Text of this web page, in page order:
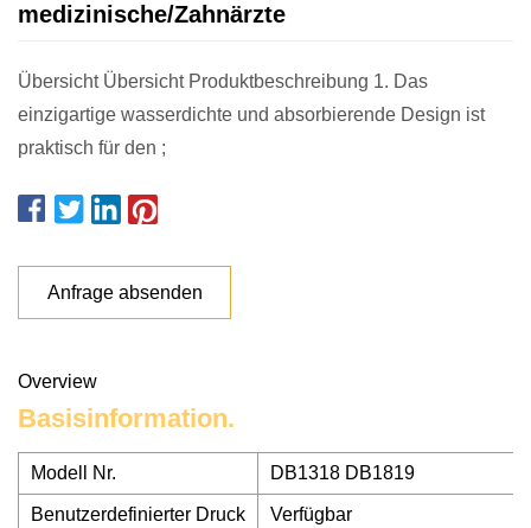
medizinische/Zahnärzte
Übersicht Übersicht Produktbeschreibung 1. Das
einzigartige wasserdichte und absorbierende Design ist
praktisch für den ;
Anfrage absenden
Overview
Basisinformation.
Modell Nr. DB1318 DB1819
Benutzerdefinierter Druck Verfügbar